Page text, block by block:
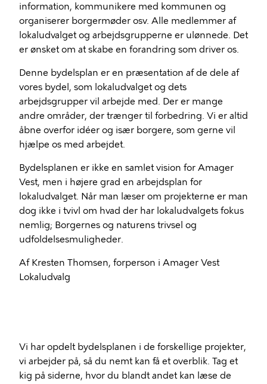
information, kommunikere med kommunen og
organiserer borgermøder osv. Alle medlemmer af
lokaludvalget og arbejdsgrupperne er ulønnede. Det
er ønsket om at skabe en forandring som driver os.
Denne bydelsplan er en præsentation af de dele af
vores bydel, som lokaludvalget og dets
arbejdsgrupper vil arbejde med. Der er mange
andre områder, der trænger til forbedring. Vi er altid
åbne overfor idéer og især borgere, som gerne vil
hjælpe os med arbejdet.
Bydelsplanen er ikke en samlet vision for Amager
Vest, men i højere grad en arbejdsplan for
lokaludvalget. Når man læser om projekterne er man
dog ikke i tvivl om hvad der har lokaludvalgets fokus
nemlig; Borgernes og naturens trivsel og
udfoldelsesmuligheder.
Af Kresten Thomsen, forperson i Amager Vest
Lokaludvalg
Vi har opdelt bydelsplanen i de forskellige projekter,
vi arbejder på, så du nemt kan få et overblik. Tag et
kig på siderne, hvor du blandt andet kan læse de